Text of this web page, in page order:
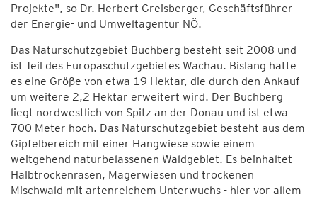
Projekte", so Dr. Herbert Greisberger, Geschäftsführer
der Energie- und Umweltagentur NÖ.
Das Naturschutzgebiet Buchberg besteht seit 2008 und
ist Teil des Europaschutzgebietes Wachau. Bislang hatte
es eine Größe von etwa 19 Hektar, die durch den Ankauf
um weitere 2,2 Hektar erweitert wird. Der Buchberg
liegt nordwestlich von Spitz an der Donau und ist etwa
700 Meter hoch. Das Naturschutzgebiet besteht aus dem
Gipfelbereich mit einer Hangwiese sowie einem
weitgehend naturbelassenen Waldgebiet. Es beinhaltet
Halbtrockenrasen, Magerwiesen und trockenen
Mischwald mit artenreichem Unterwuchs - hier vor allem